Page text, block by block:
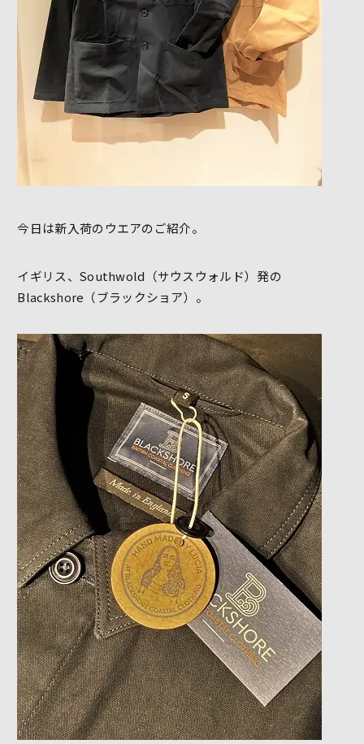
今日は新入荷のウエアのご紹介。
イギリス、Southwold（サウスウォルド）発の
Blackshore（ブラックショア）。